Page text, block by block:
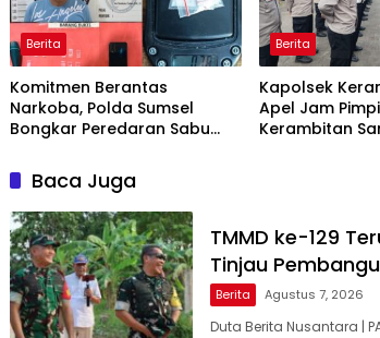
Berita
Komitmen Berantas
Narkoba, Polda Sumsel
Bongkar Peredaran Sabu
Residivis
Berita
Kapolsek
Apel Jam
Kerambitan
Baca Juga
TMMD ke-129
Tinjau
Berita Agustus 7, 2026
Duta Berita Nusantara |